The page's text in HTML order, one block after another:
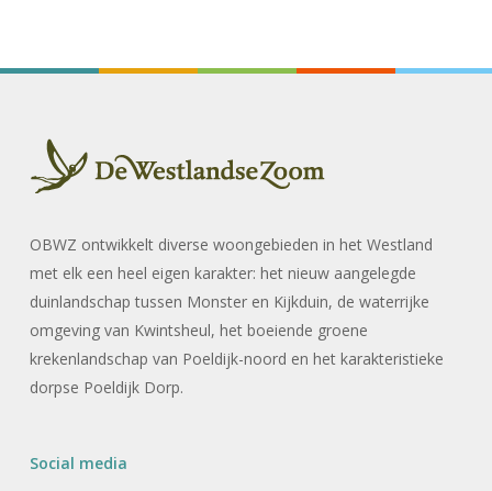
OBWZ ontwikkelt diverse woongebieden in het Westland
met elk een heel eigen karakter: het nieuw aangelegde
duinlandschap tussen Monster en Kijkduin, de waterrijke
omgeving van Kwintsheul, het boeiende groene
krekenlandschap van Poeldijk-noord en het karakteristieke
dorpse Poeldijk Dorp.
Social media